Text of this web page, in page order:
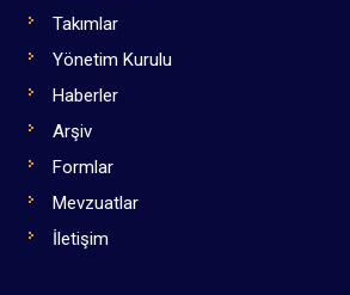
Takımlar
Yönetim Kurulu
Haberler
Arşiv
Formlar
Mevzuatlar
İletişim